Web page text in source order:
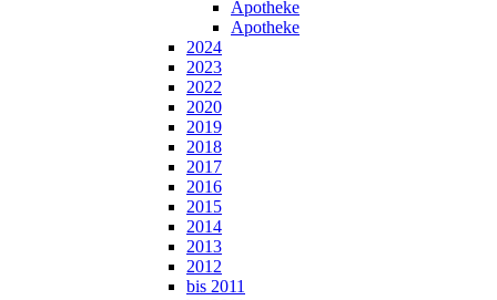
Apotheke
Apotheke
2024
2023
2022
2020
2019
2018
2017
2016
2015
2014
2013
2012
bis 2011